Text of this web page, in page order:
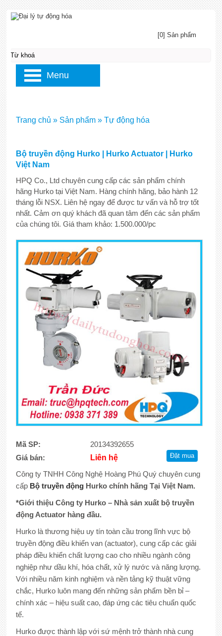
Bộ truyền động Hurko | Hurko Actuator | Hurko
Việt Nam
HPQ Co., Ltd chuyên cung cấp các sản phẩm chính
hãng Hurko tại Việt Nam. Hàng chính hãng, bảo hành 12
tháng lỗi NSX. Liên hệ ngay để được tư vấn và hỗ trợ tốt
nhất. Cảm ơn quý khách đã quan tâm đến các sản phẩm
của chúng tôi. Giá tham khảo: 1.500.000/pc
Mã SP:
20134392655
Giá bán:
Liên hệ
Công ty TNHH Công Nghệ Hoàng Phú Quý chuyên cung
cấp Bộ truyền độngHurko chính hãng Tại Việt Nam.
*Giới thiệu Công ty Hurko – Nhà sản xuất bộ truyền
động Actuator hàng đầu.
Hurko là thương hiệu uy tín toàn cầu trong lĩnh vực bộ
truyền động điều khiển van (actuator), cung cấp các giải
pháp điều khiển chất lượng cao cho nhiều ngành công
nghiệp như dầu khí, hóa chất, xử lý nước và năng lượng.
Với nhiều năm kinh nghiệm và nền tảng kỹ thuật vững
chắc, Hurko luôn mang đến những sản phẩm bền bỉ –
chính xác – hiệu suất cao, đáp ứng các tiêu chuẩn quốc
tế.
Hurko được thành lập với sứ mệnh trở thành nhà cung
Trang chủ » Sản phẩm » Tự động hóa
[0] Sản phẩm
Menu